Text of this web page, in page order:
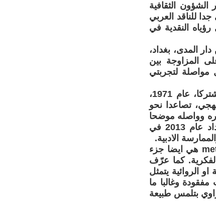
الثقافية
جدا للناقد العربي
النقدية في
المدى، بغداد،
المزاوجة بين
مواصلة لتجربتي
خلال مراحل عمره الادبي، وتجربته النقدية، وقد نشر كتابه النقدي الاول، مشتركا، عام 1971،
تصاعدا نحو
وواصله موضحا
ذلك في كتابه المبنى الميتا - سردي في الرواية، الصادر عن دار المدى، بغداد عام 2013 في
الادبية.
ويبدو ان نزعة ما وراء السرد او ما وراء الرواية (او الميتا سرد) meta-narration هي ايضا جزء
كما عرّف
الروائية يتمثل
وغالبا ما
بتلمس طبيعة